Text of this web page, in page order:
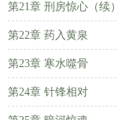
第21章 刑房惊心（续）
第22章 药入黄泉
第23章 寒水噬骨
第24章 针锋相对